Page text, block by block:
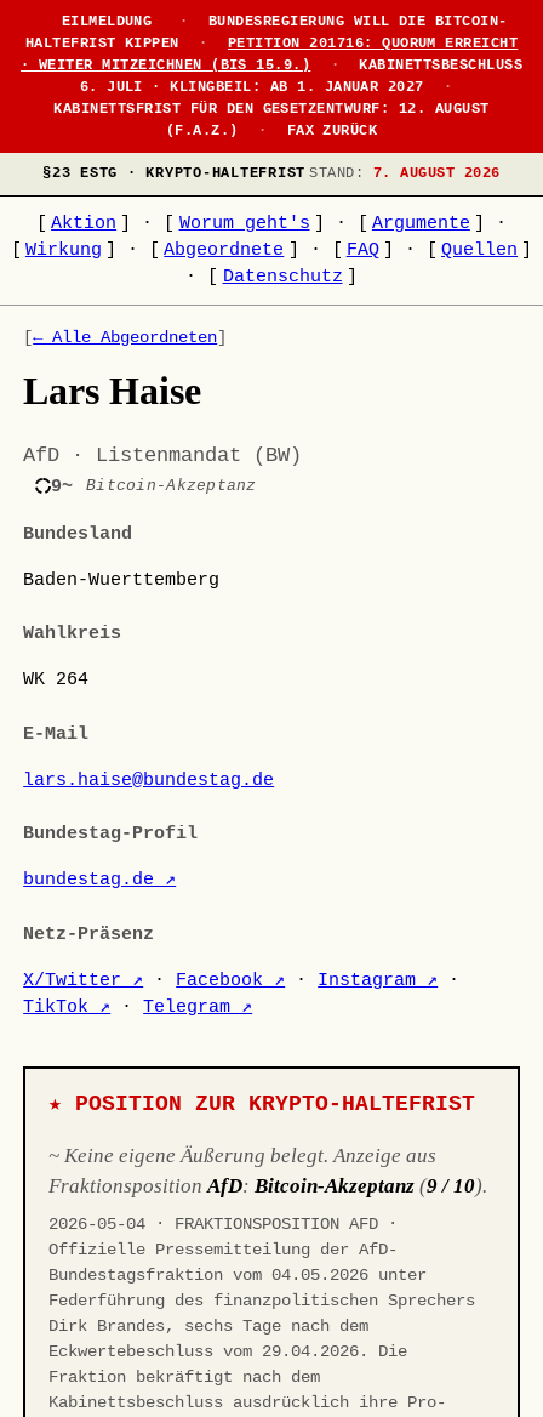
EILMELDUNG ·
BUNDESREGIERUNG WILL DIE BITCOIN-
HALTEFRIST KIPPEN
·
PETITION 201716: QUORUM ERREICHT
· WEITER MITZEICHNEN (BIS 15.9.)
·
KABINETTSBESCHLUSS
6. JULI · KLINGBEIL: AB 1. JANUAR 2027
·
KABINETTSFRIST FÜR DEN GESETZENTWURF: 12. AUGUST
(F.A.Z.)
· FAX ZURÜCK
§23 ESTG · KRYPTO-HALTEFRIST STAND: 7. AUGUST 2026
Aktion · Worum geht's · Argumente
·
Wirkung · Abgeordnete · FAQ · Quellen
·
Datenschutz
[← Alle Abgeordneten]
Lars Haise
AfD · Listenmandat (BW)
9~ Bitcoin-Akzeptanz
Bundesland
Baden-Wuerttemberg
Wahlkreis
WK 264
E-Mail
lars.haise@bundestag.de
Bundestag-Profil
bundestag.de ↗
Netz-Präsenz
X/Twitter ↗ · Facebook ↗ · Instagram ↗ ·
TikTok ↗ ·Telegram ↗
★ POSITION ZUR KRYPTO-HALTEFRIST
~ Keine eigene Äußerung belegt. Anzeige aus
FraktionspositionAfD: Bitcoin-Akzeptanz (9 / 10).
2026-05-04 · FRAKTIONSPOSITION AFD ·
Offizielle Pressemitteilung der AfD-
Bundestagsfraktion vom 04.05.2026 unter
Federführung des finanzpolitischen Sprechers
Dirk Brandes, sechs Tage nach dem
Eckwertebeschluss vom 29.04.2026. Die
Fraktion bekräftigt nach dem
Kabinettsbeschluss ausdrücklich ihre Pro-